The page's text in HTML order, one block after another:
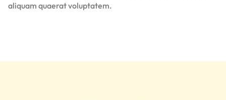
aliquam quaerat voluptatem.